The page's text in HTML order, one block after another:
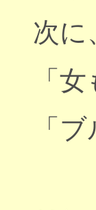
次に
「
「